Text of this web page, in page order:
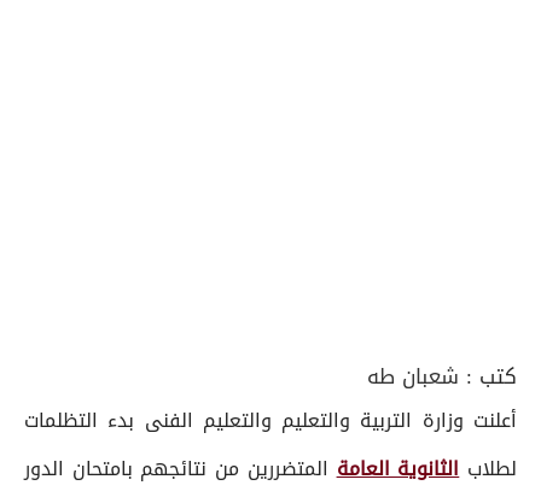
كتب : شعبان طه
أعلنت وزارة التربية والتعليم والتعليم الفنى بدء التظلمات
لطلابالثانوية العامةالمتضررين من نتائجهم بامتحان الدور